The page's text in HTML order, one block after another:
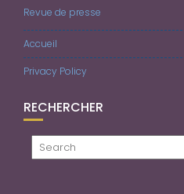
Revue de presse
Accueil
Privacy Policy
RECHERCHER